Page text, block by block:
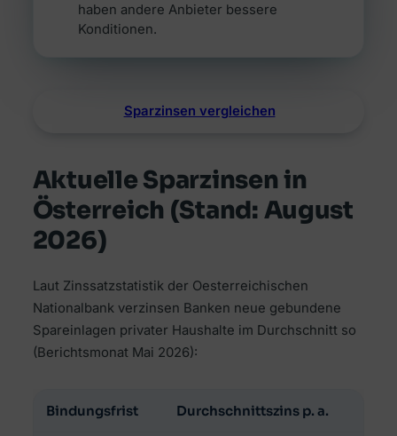
haben andere Anbieter bessere
Konditionen.
Sparzinsen vergleichen
Aktuelle Sparzinsen in
Österreich (Stand: August
2026)
Laut Zinssatzstatistik der Oesterreichischen
Nationalbank verzinsen Banken neue gebundene
Spareinlagen privater Haushalte im Durchschnitt so
(Berichtsmonat Mai 2026):
Bindungsfrist Durchschnittszins p. a.